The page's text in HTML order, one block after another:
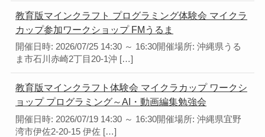
教育版マインクラフト プログラミング体験会 マイクラ
カップ参加ワークショップ FMうるま
開催日時: 2026/07/25 14:30 ～ 16:30開催場所: 沖縄県うる
ま市石川赤崎2丁目20-1沖 […]
教育版マインクラフト体験会 マイクラカップ ワークシ
ョップ プログラミング～AI・動画編集勉強会
開催日時: 2026/07/19 14:30 ～ 16:30開催場所: 沖縄県宜野
湾市伊佐2-20-15 伊佐 […]